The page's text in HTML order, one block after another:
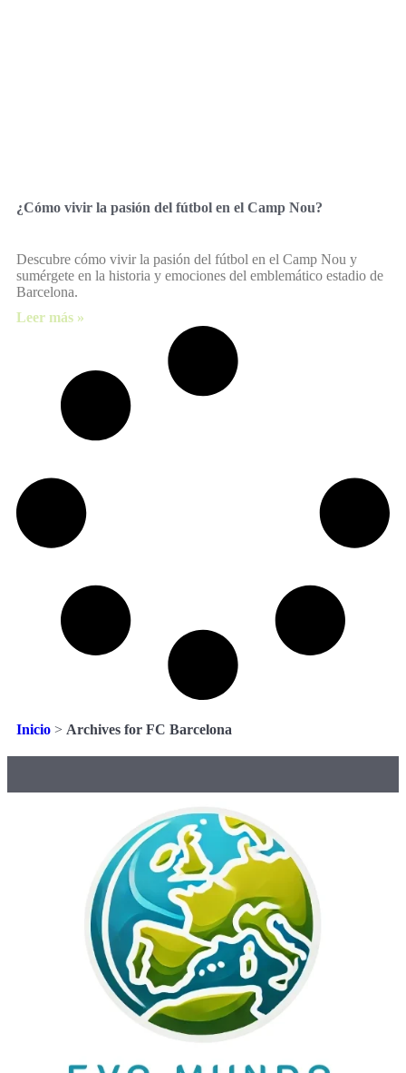
¿Cómo vivir la pasión del fútbol en el Camp Nou?
Descubre cómo vivir la pasión del fútbol en el Camp Nou y
sumérgete en la historia y emociones del emblemático estadio de
Barcelona.
Leer más »
Inicio > Archives for FC Barcelona